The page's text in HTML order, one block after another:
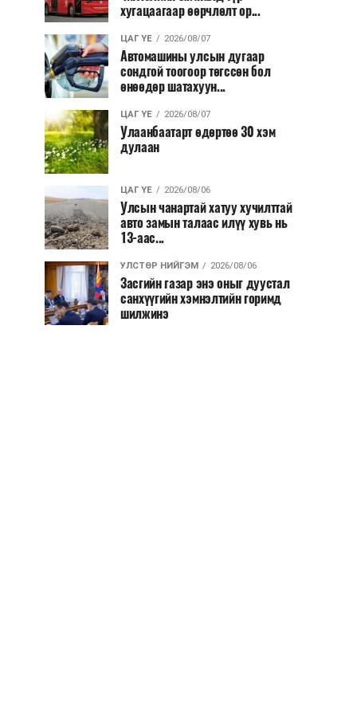
хугацаагаар өөрчлөлт ор...
ЦАГ ҮЕ 2026/08/07
Автомашины улсын дугаар
сондгой тоогоор төгссөн бол
өнөөдөр шатахуун...
ЦАГ ҮЕ 2026/08/07
Улаанбаатарт өдөртөө 30 хэм
дулаан
ЦАГ ҮЕ 2026/08/06
Улсын чанартай хатуу хучилттай
авто замын талаас илүү хувь нь
13-аас...
УЛСТӨР НИЙГЭМ 2026/08/06
Засгийн газар энэ оныг дуустал
санхүүгийн хэмнэлтийн горимд
шилжинэ